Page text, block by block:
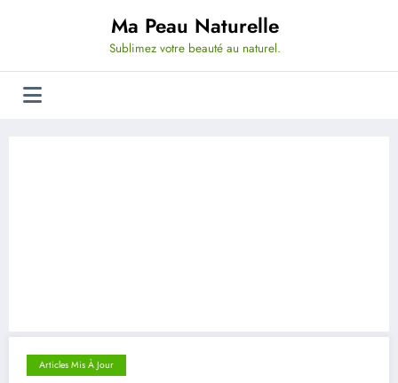
Ma Peau Naturelle
Sublimez votre beauté au naturel.
Articles Mis À Jour